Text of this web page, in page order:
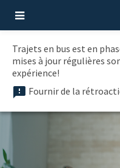
Trajets en bus est en
mises à jour régulières
expérience!
Fournir de la